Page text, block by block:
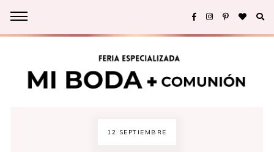
12 SEPTIEMBRE